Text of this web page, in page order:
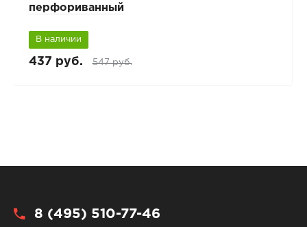
перфориванный
В наличии
437 руб. 547 руб.
8 (495) 510-77-46